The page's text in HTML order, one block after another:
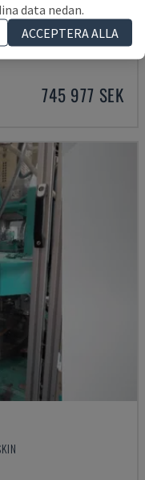
745 977 SEK
data nedan.
ACCEPTERA ALLA